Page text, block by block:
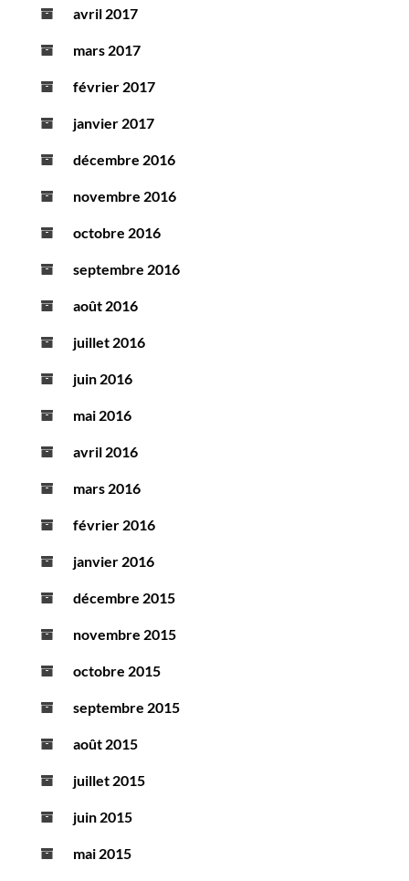
avril 2017
mars 2017
février 2017
janvier 2017
décembre 2016
novembre 2016
octobre 2016
septembre 2016
août 2016
juillet 2016
juin 2016
mai 2016
avril 2016
mars 2016
février 2016
janvier 2016
décembre 2015
novembre 2015
octobre 2015
septembre 2015
août 2015
juillet 2015
juin 2015
mai 2015